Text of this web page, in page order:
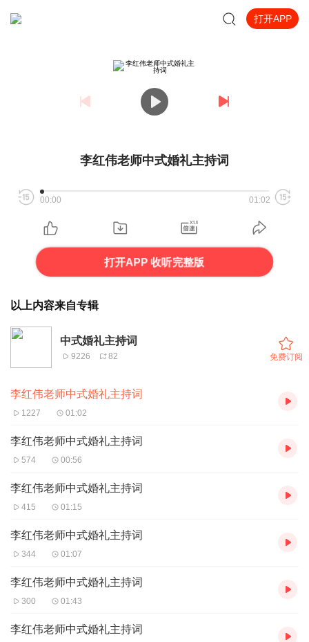
打开APP
李红伟老师中式婚礼主持词
00:00 01:02
打开APP 收听完整版
以上内容来自专辑
中式婚礼主持词
9226 82 免费订阅
李红伟老师中式婚礼主持词
1227 01:02
李红伟老师中式婚礼主持词
574 00:56
李红伟老师中式婚礼主持词
415 01:15
李红伟老师中式婚礼主持词
344 01:07
李红伟老师中式婚礼主持词
300 01:43
李红伟老师中式婚礼主持词